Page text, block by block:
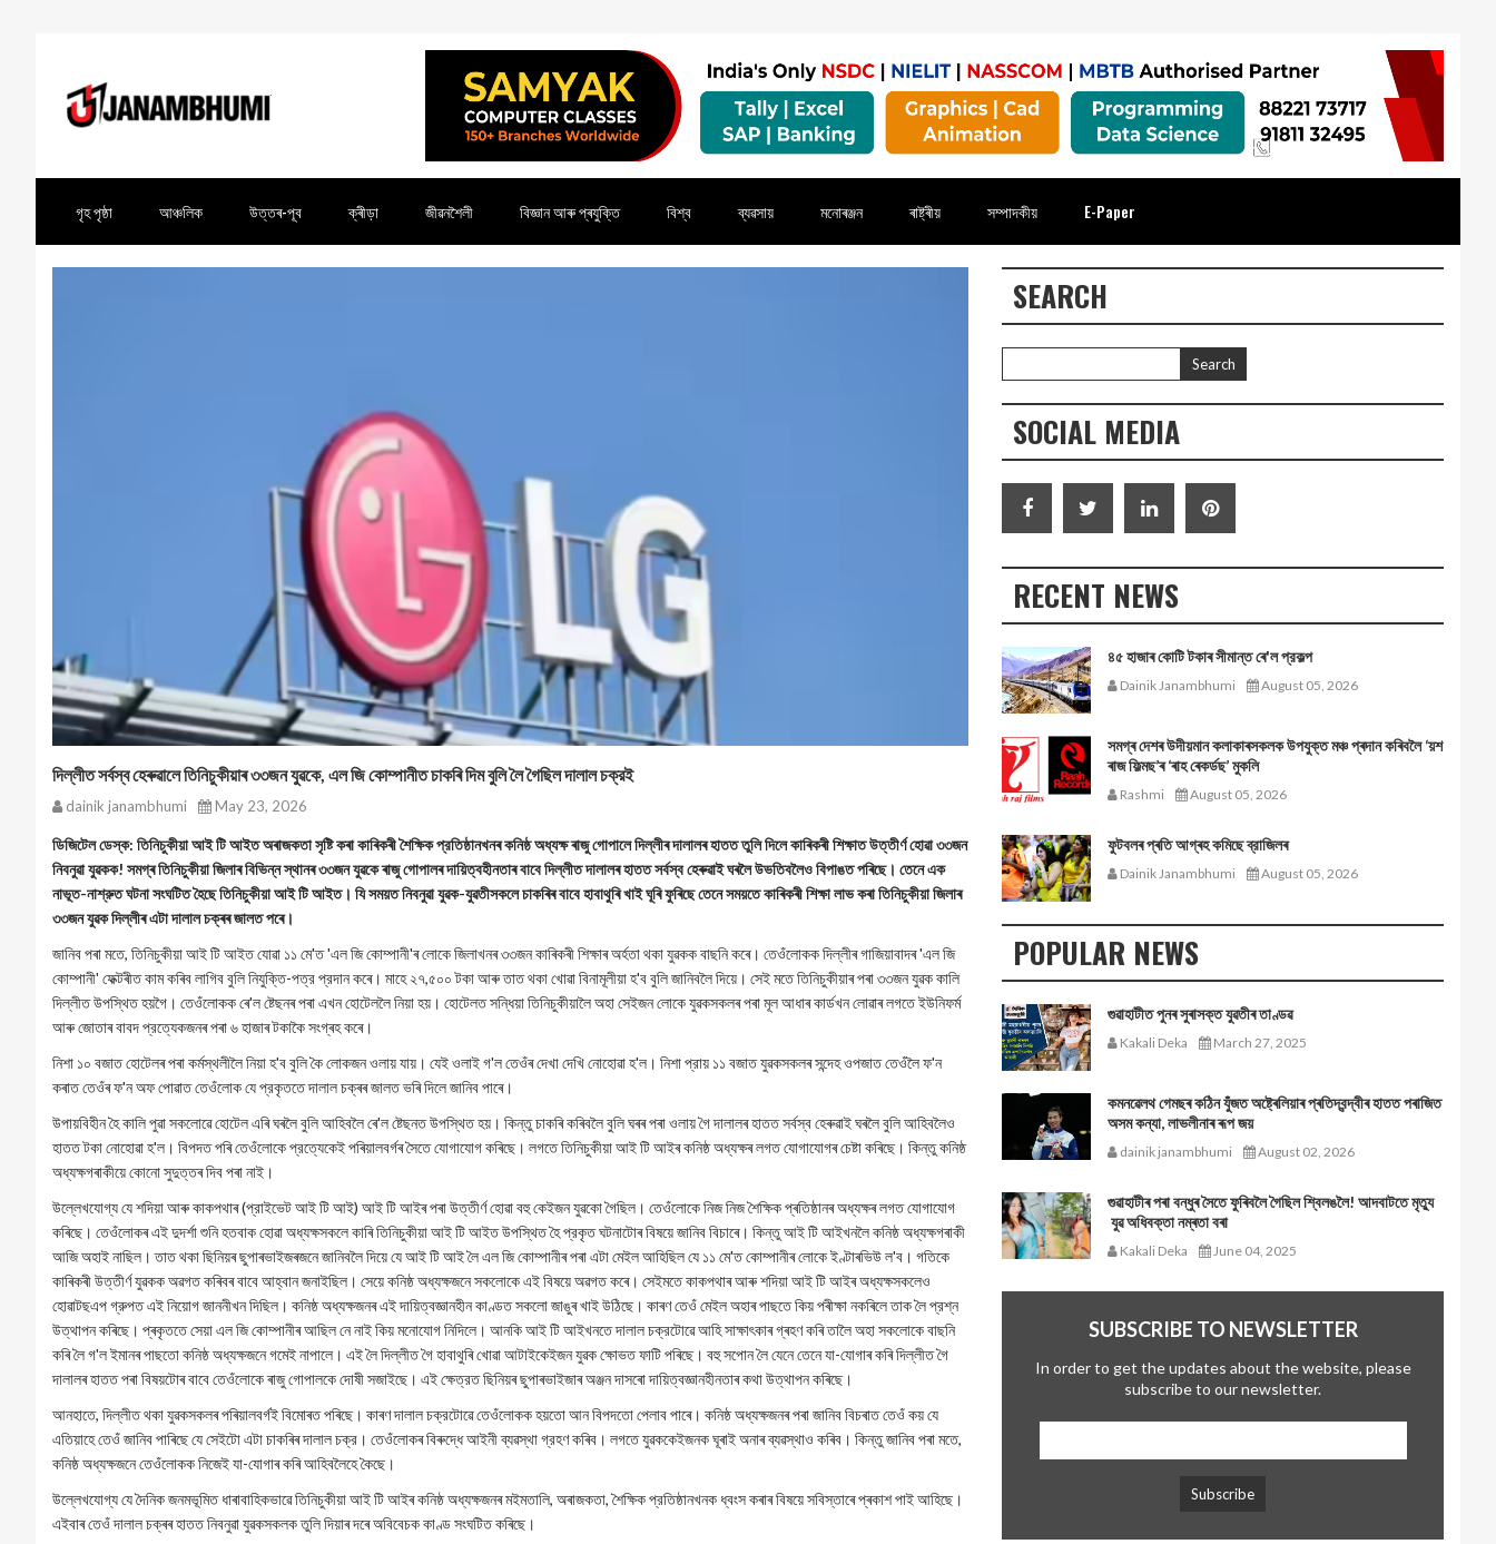
গৃহ পৃষ্ঠা আঞ্চলিক উত্তৰ-পূব ক্ৰীড়া জীৱনশৈলী বিজ্ঞান আৰু প্ৰযুক্তি বিশ্ব ব্যৱসায় মনোৰঞ্জন ৰাষ্ট্ৰীয় সম্পাদকীয় E-Paper
দিল্লীত সৰ্বস্ব হেৰুৱালে তিনিচুকীয়াৰ ৩৩জন যুৱকে, এল জি কোম্পানীত চাকৰি দিম বুলি লৈ গৈছিল দালাল চক্রই
dainik janambhumi May 23, 2026
ডিজিটেল ডেস্ক: তিনিচুকীয়া আই টি আইত অৰাজকতা সৃষ্টি কৰা কাৰিকৰী শৈক্ষিক প্রতিষ্ঠানখনৰ কনিষ্ঠ অধ্যক্ষ ৰাজু গোপালে দিল্লীৰ দালালৰ হাতত তুলি দিলে কাৰিকৰী শিক্ষাত উত্তীৰ্ণ হোৱা ৩৩জন
নিবনুৱা যুৱকক! সমগ্ৰ তিনিচুকীয়া জিলাৰ বিভিন্ন স্থানৰ ৩৩জন যুৱকে ৰাজু গোপালৰ দায়িত্বহীনতাৰ বাবে দিল্লীত দালালৰ হাতত সৰ্বস্ব হেৰুৱাই ঘৰলৈ উভতিবলৈও বিপাঙত পৰিছে। তেনে এক
নাভূত-নাশ্রুত ঘটনা সংঘটিত হৈছে তিনিচুকীয়া আই টি আইত। যি সময়ত নিবনুৱা যুৱক-যুৱতীসকলে চাকৰিৰ বাবে হাবাথুৰি খাই ঘূৰি ফুৰিছে তেনে সময়তে কাৰিকৰী শিক্ষা লাভ কৰা তিনিচুকীয়া জিলাৰ
৩৩জন যুৱক দিল্লীৰ এটা দালাল চক্ৰৰ জালত পৰে।
জানিব পৰা মতে, তিনিচুকীয়া আই টি আইত যোৱা ১১ মে'ত 'এল জি কোম্পানী'ৰ লোকে জিলাখনৰ ৩৩জন কাৰিকৰী শিক্ষাৰ অৰ্হতা থকা যুৱকক বাছনি কৰে। তেওঁলোকক দিল্লীৰ গাজিয়াবাদৰ 'এল জি
কোম্পানী' ফেক্টৰীত কাম কৰিব লাগিব বুলি নিযুক্তি-পত্র প্রদান কৰে। মাহে ২৭,৫০০ টকা আৰু তাত থকা খোৱা বিনামূলীয়া হ'ব বুলি জানিবলৈ দিয়ে। সেই মতে তিনিচুকীয়াৰ পৰা ৩৩জন যুৱক কালি
দিল্লীত উপস্থিত হয়গৈ। তেওঁলোকক ৰে'ল ষ্টেছনৰ পৰা এখন হোটেললৈ নিয়া হয়। হোটেলত সন্ধিয়া তিনিচুকীয়ালৈ অহা সেইজন লোকে যুৱকসকলৰ পৰা মূল আধাৰ কাৰ্ডখন লোৱাৰ লগতে ইউনিফৰ্ম
আৰু জোতাৰ বাবদ প্রত্যেকজনৰ পৰা ৬ হাজাৰ টকাকৈ সংগ্ৰহ কৰে।
নিশা ১০ বজাত হোটেলৰ পৰা কৰ্মস্থলীলৈ নিয়া হ'ব বুলি কৈ লোকজন ওলায় যায়। যেই ওলাই গ'ল তেওঁৰ দেখা দেখি নোহোৱা হ'ল। নিশা প্রায় ১১ বজাত যুৱকসকলৰ সন্দেহ ওপজাত তেওঁলৈ ফ'ন
কৰাত তেওঁৰ ফ'ন অফ পোৱাত তেওঁলোক যে প্রকৃততে দালাল চক্ৰৰ জালত ভৰি দিলে জানিব পাৰে।
উপায়বিহীন হৈ কালি পুৱা সকলোৱে হোটেল এৰি ঘৰলৈ বুলি আহিবলৈ ৰে'ল ষ্টেছনত উপস্থিত হয়। কিন্তু চাকৰি কৰিবলৈ বুলি ঘৰৰ পৰা ওলায় গৈ দালালৰ হাতত সৰ্বস্ব হেৰুৱাই ঘৰলৈ বুলি আহিবলৈও
হাতত টকা নোহোৱা হ'ল। বিপদত পৰি তেওঁলোকে প্রত্যেকেই পৰিয়ালবৰ্গৰ সৈতে যোগাযোগ কৰিছে। লগতে তিনিচুকীয়া আই টি আইৰ কনিষ্ঠ অধ্যক্ষৰ লগত যোগাযোগৰ চেষ্টা কৰিছে। কিন্তু কনিষ্ঠ
অধ্যক্ষগৰাকীয়ে কোনো সুদুত্তৰ দিব পৰা নাই।
উল্লেখযোগ্য যে শদিয়া আৰু কাকপথাৰ (প্রাইভেট আই টি আই) আই টি আইৰ পৰা উত্তীৰ্ণ হোৱা বহু কেইজন যুৱকো গৈছিল। তেওঁলোকে নিজ নিজ শৈক্ষিক প্ৰতিষ্ঠানৰ অধ্যক্ষৰ লগত যোগাযোগ
কৰিছে। তেওঁলোকৰ এই দুদর্শা শুনি হতবাক হোৱা অধ্যক্ষসকলে কাৰি তিনিচুকীয়া আই টি আইত উপস্থিত হৈ প্রকৃত ঘটনাটোৰ বিষয়ে জানিব বিচাৰে। কিন্তু আই টি আইখনলৈ কনিষ্ঠ অধ্যক্ষগৰাকী
আজি অহাই নাছিল। তাত থকা ছিনিয়ৰ ছুপাৰভাইজৰজনে জানিবলৈ দিয়ে যে আই টি আই লৈ এল জি কোম্পানীৰ পৰা এটা মেইল আহিছিল যে ১১ মে'ত কোম্পানীৰ লোকে ইণ্টাৰভিউ ল'ব। গতিকে
কাৰিকৰী উত্তীর্ণ যুৱকক অৱগত কৰিবৰ বাবে আহ্বান জনাইছিল। সেয়ে কনিষ্ঠ অধ্যক্ষজনে সকলোকে এই বিষয়ে অৱগত কৰে। সেইমতে কাকপথাৰ আৰু শদিয়া আই টি আইৰ অধ্যক্ষসকলেও
হোৱাটছএপ গ্রুপত এই নিয়োগ জাননীখন দিছিল। কনিষ্ঠ অধ্যক্ষজনৰ এই দায়িত্বজ্ঞানহীন কাণ্ডত সকলো জাঙুৰ খাই উঠিছে। কাৰণ তেওঁ মেইল অহাৰ পাছতে কিয় পৰীক্ষা নকৰিলে তাক লৈ প্রশ্ন
উত্থাপন কৰিছে। প্ৰকৃততে সেয়া এল জি কোম্পানীৰ আছিল নে নাই কিয় মনোযোগ নিদিলে। আনকি আই টি আইখনতে দালাল চক্রটোৱে আহি সাক্ষাৎকাৰ গ্ৰহণ কৰি তালৈ অহা সকলোকে বাছনি
কৰি লৈ গ'ল ইমানৰ পাছতো কনিষ্ঠ অধ্যক্ষজনে গমেই নাপালে। এই লৈ দিল্লীত গৈ হাবাথুৰি খোৱা আটাইকেইজন যুৱক ক্ষোভত ফাটি পৰিছে। বহু সপোন লৈ যেনে তেনে যা-যোগাৰ কৰি দিল্লীত গৈ
দালালৰ হাতত পৰা বিষয়টোৰ বাবে তেওঁলোকে ৰাজু গোপালকে দোষী সজাইছে। এই ক্ষেত্রত ছিনিয়ৰ ছুপাৰভাইজাৰ অঞ্জন দাসৰো দায়িত্বজ্ঞানহীনতাৰ কথা উত্থাপন কৰিছে।
আনহাতে, দিল্লীত থকা যুৱকসকলৰ পৰিয়ালবৰ্গই বিমোৰত পৰিছে। কাৰণ দালাল চক্রটোৱে তেওঁলোকক হয়তো আন বিপদতো পেলাব পাৰে। কনিষ্ঠ অধ্যক্ষজনৰ পৰা জানিব বিচৰাত তেওঁ কয় যে
এতিয়াহে তেওঁ জানিব পাৰিছে যে সেইটো এটা চাকৰিৰ দালাল চক্র। তেওঁলোকৰ বিৰুদ্ধে আইনী ব্যৱস্থা গ্রহণ কৰিব। লগতে যুৱককেইজনক ঘূৰাই অনাৰ ব্যৱস্থাও কৰিব। কিন্তু জানিব পৰা মতে,
কনিষ্ঠ অধ্যক্ষজনে তেওঁলোকক নিজেই যা-যোগাৰ কৰি আহিবলৈহে কৈছে।
উল্লেখযোগ্য যে দৈনিক জনমভূমিত ধাৰাবাহিকভাৱে তিনিচুকীয়া আই টি আইৰ কনিষ্ঠ অধ্যক্ষজনৰ মইমতালি, অৰাজকতা, শৈক্ষিক প্রতিষ্ঠানখনক ধ্বংস কৰাৰ বিষয়ে সবিস্তাৰে প্ৰকাশ পাই আহিছে।
এইবাৰ তেওঁ দালাল চক্ৰৰ হাতত নিবনুৱা যুৱকসকলক তুলি দিয়াৰ দৰে অবিবেচক কাণ্ড সংঘটিত কৰিছে।
SEARCH
SOCIAL MEDIA
RECENT NEWS
৪৫ হাজাৰ কোটি টকাৰ সীমান্ত ৰে'ল প্রকল্প
Dainik Janambhumi August 05, 2026
সমগ্ৰ দেশৰ উদীয়মান কলাকাৰসকলক উপযুক্ত মঞ্চ প্ৰদান কৰিবলৈ ‘য়শ
ৰাজ ফিল্মছ’ৰ ‘ৰাহ ৰেকৰ্ডছ’ মুকলি
Rashmi August 05, 2026
ফুটবলৰ প্ৰতি আগ্ৰহ কমিছে ব্রাজিলৰ
Dainik Janambhumi August 05, 2026
POPULAR NEWS
গুৱাহাটীত পুনৰ সুৰাসক্ত যুৱতীৰ তাণ্ডৱ
Kakali Deka March 27, 2025
কমনৱেলথ গেমছৰ কঠিন যুঁজত অষ্ট্ৰেলিয়াৰ প্ৰতিদ্বন্দ্বীৰ হাতত পৰাজিত
অসম কন্যা, লাভলীনাৰ ৰূপ জয়
dainik janambhumi August 02, 2026
গুৱাহাটীৰ পৰা বন্ধুৰ সৈতে ফুৰিবলৈ গৈছিল শ্বিলঙলৈ! আদবাটতে মৃত্যু
যুৱ অধিবক্তা নম্ৰতা বৰা
Kakali Deka June 04, 2025
SUBSCRIBE TO NEWSLETTER
In order to get the updates about the website, please
subscribe to our newsletter.